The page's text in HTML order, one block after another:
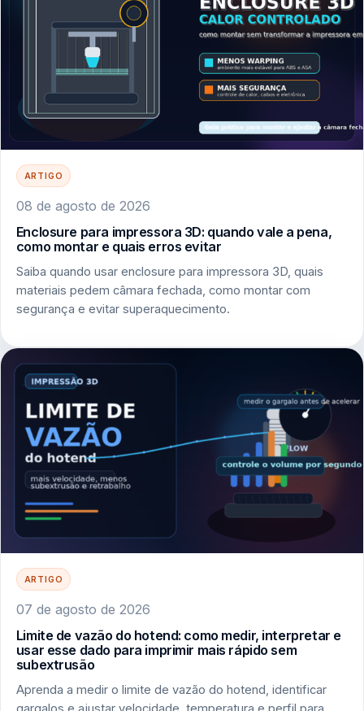
ARTIGO
08 de agosto de 2026
Enclosure para impressora 3D: quando vale a pena,
como montar e quais erros evitar
Saiba quando usar enclosure para impressora 3D, quais
materiais pedem câmara fechada, como montar com
segurança e evitar superaquecimento.
ARTIGO
07 de agosto de 2026
Limite de vazão do hotend: como medir, interpretar e
usar esse dado para imprimir mais rápido sem
subextrusão
Aprenda a medir o limite de vazão do hotend, identificar